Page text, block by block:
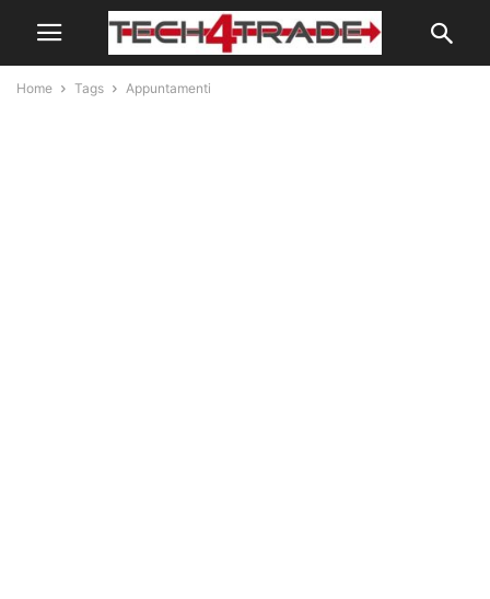
Home Tags Appuntamenti